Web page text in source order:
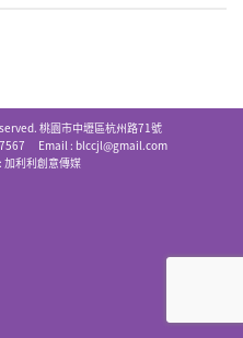
桃園市中壢區杭州路71號
Email : blccjl@gmail.com
加利利創意傳媒